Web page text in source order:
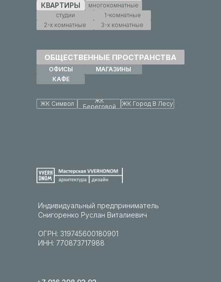
КВАРТИРЫ
многокомнатные
студии
1-комнатные
2-х комнатные
3-х комнатные
ОБЩЕСТВЕННЫЕ ПРОСТРАНСТВА
ОФИСЫ
МАГАЗИНЫ
КАФЕ
ЖК Символ
ЖК
Береговой
ЖК Город В Лесу
Индивидуальный предприниматель
Снигоренко Руслан Виталиевич
ОГРН: 319745600180901
ИНН: 770873717988